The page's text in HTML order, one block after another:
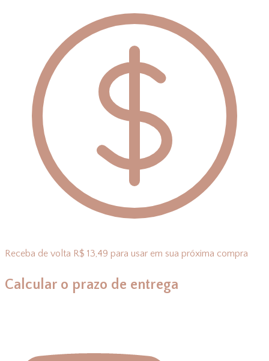
Receba de volta R$ 13,49 para usar em sua próxima compra
Calcular o prazo de entrega